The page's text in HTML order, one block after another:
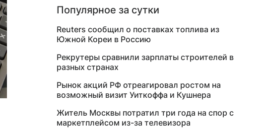
Популярное за сутки
Reuters сообщил о поставках топлива из
Южной Кореи в Россию
Рекрутеры сравнили зарплаты строителей в
разных странах
Рынок акций РФ отреагировал ростом на
возможный визит Уиткоффа и Кушнера
Житель Москвы потратил три года на спор с
маркетплейсом из-за телевизора